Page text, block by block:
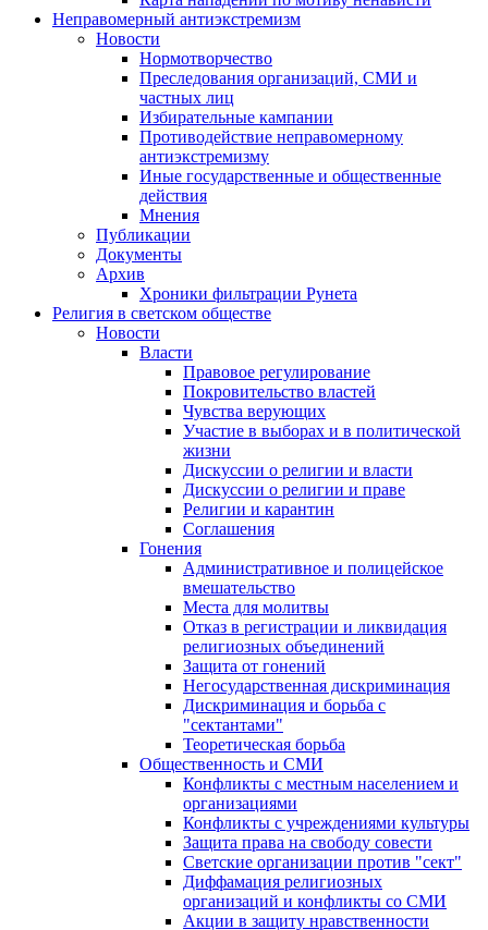
Неправомерный антиэкстремизм
Новости
Нормотворчество
Преследования организаций, СМИ и
частных лиц
Избирательные кампании
Противодействие неправомерному
антиэкстремизму
Иные государственные и общественные
действия
Мнения
Публикации
Документы
Архив
Хроники фильтрации Рунета
Религия в светском обществе
Новости
Власти
Правовое регулирование
Покровительство властей
Чувства верующих
Участие в выборах и в политической
жизни
Дискуссии о религии и власти
Дискуссии о религии и праве
Религии и карантин
Соглашения
Гонения
Административное и полицейское
вмешательство
Места для молитвы
Отказ в регистрации и ликвидация
религиозных объединений
Защита от гонений
Негосударственная дискриминация
Дискриминация и борьба с
"сектантами"
Теоретическая борьба
Общественность и СМИ
Конфликты с местным населением и
организациями
Конфликты с учреждениями культуры
Защита права на свободу совести
Светские организации против "сект"
Диффамация религиозных
организаций и конфликты со СМИ
Акции в защиту нравственности